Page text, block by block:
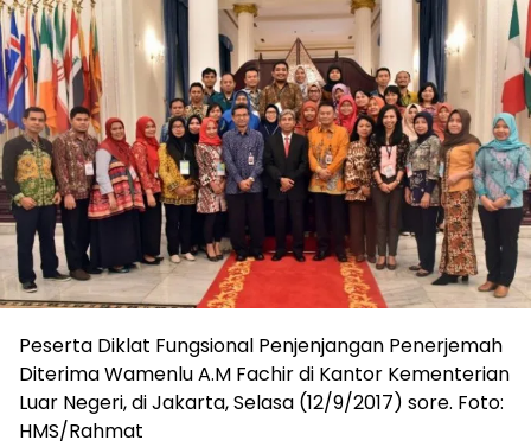
Peserta Diklat Fungsional Penjenjangan Penerjemah
Diterima Wamenlu A.M Fachir di Kantor Kementerian
Luar Negeri, di Jakarta, Selasa (12/9/2017) sore. Foto:
HMS/Rahmat